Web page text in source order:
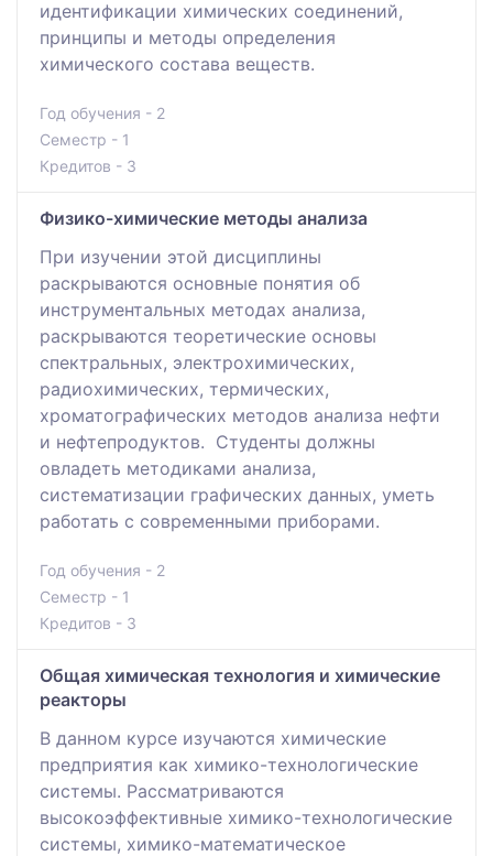
идентификации химических соединений,
принципы и методы определения
химического состава веществ.
Год обучения - 2
Семестр - 1
Кредитов - 3
Физико-химические методы анализа
При изучении этой дисциплины
раскрываются основные понятия об
инструментальных методах анализа,
раскрываются теоретические основы
спектральных, электрохимических,
радиохимических, термических,
хроматографических методов анализа нефти
и нефтепродуктов. Студенты должны
овладеть методиками анализа,
систематизации графических данных, уметь
работать с современными приборами.
Год обучения - 2
Семестр - 1
Кредитов - 3
Общая химическая технология и химические
реакторы
В данном курсе изучаются химические
предприятия как химико-технологические
системы. Рассматриваются
высокоэффективные химико-технологические
системы, химико-математическое